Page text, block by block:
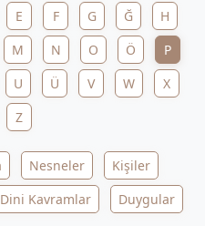
E F G Ğ
H
M N O Ö
P
U Ü V W
X
Z
Nesneler
Kişiler
Dini Kavramlar Duygular